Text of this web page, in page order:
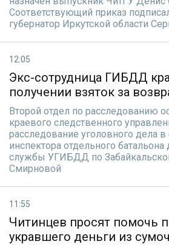
Соответствующий приказ
губернатор Иркутской области
12:05
Экс-сотрудница ГИБДД
получении взяток за
Второй отдел по расследованию
краевого следственного
расследование уголовного дела
инспектора отдельного
службы УГИБДД по
Смирновой
11:55
Читинцев просят помочь
укравшего деньги из